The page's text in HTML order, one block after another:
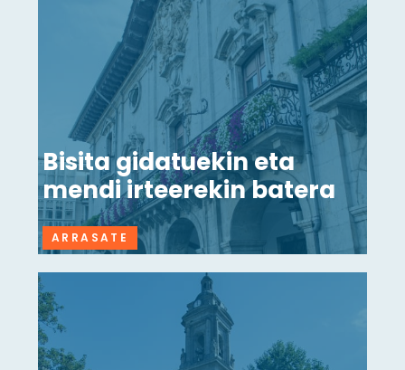
Bisita gidatuekin eta
mendi irteerekin batera
ARRASATE